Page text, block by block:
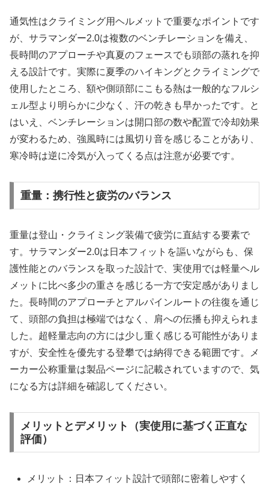
通気性はクライミング用ヘルメットで重要なポイントです
が、サラマンダー2.0は複数のベンチレーションを備え、
長時間のアプローチや真夏のフェースでも頭部の蒸れを抑
える設計です。実際に夏季のハイキングとクライミングで
使用したところ、額や側頭部にこもる熱は一般的なフルシ
ェル型より明らかに少なく、汗の乾きも早かったです。と
はいえ、ベンチレーションは開口部の数や配置で冷却効果
が変わるため、強風時には風切り音を感じることがあり、
寒冷時は逆に冷気が入ってくる点は注意が必要です。
重量：携行性と疲労のバランス
重量は登山・クライミング装備で疲労に直結する要素で
す。サラマンダー2.0は日本フィットを謳いながらも、保
護性能とのバランスを取った設計で、実使用では軽量ヘル
メットに比べ多少の重さを感じる一方で安定感がありまし
た。長時間のアプローチとアルパインルートの往復を通じ
て、頭部の負担は極端ではなく、肩への伝播も抑えられま
した。超軽量志向の方には少し重く感じる可能性がありま
すが、安全性を優先する登攀では納得できる範囲です。メ
ーカー公称重量は製品ページに記載されていますので、気
になる方は詳細を確認してください。
メリットとデメリット（実使用に基づく正直な
評価）
メリット：日本フィット設計で頭部に密着しやすく